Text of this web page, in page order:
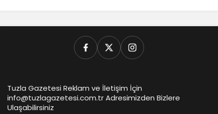
Tuzla Gazetesi Reklam ve İletişim İçin
info@tuzlagazetesi.com.tr Adresimizden Bizlere
Ulaşabilirsiniz